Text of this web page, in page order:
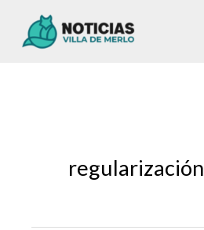
regularización